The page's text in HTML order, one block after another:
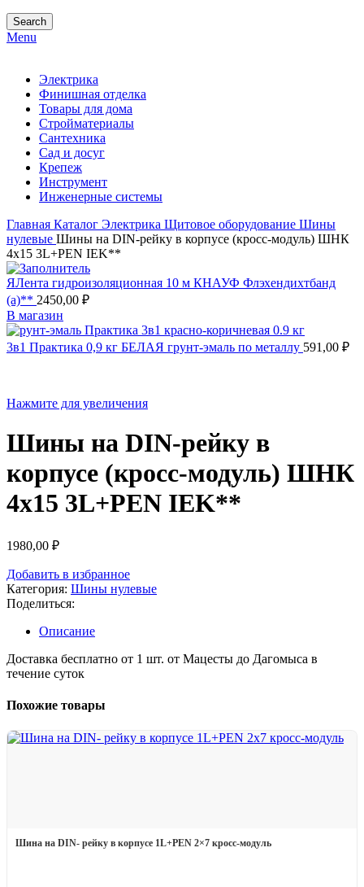
Search
Menu
Электрика
Финишная отделка
Товары для дома
Стройматериалы
Сантехника
Сад и досуг
Крепеж
Инструмент
Инженерные системы
Главная Каталог Электрика Щитовое оборудование Шины
нулевые Шины на DIN-рейку в корпусе (кросс-модуль) ШНК
4х15 3L+PEN IEK**
ЯЛента гидроизоляционная 10 м КНАУФ Флэхендихтбанд
(а)** 2450,00 ₽
В магазин
3в1 Практика 0,9 кг БЕЛАЯ грунт-эмаль по металлу 591,00 ₽
Нажмите для увеличения
Шины на DIN-рейку в
корпусе (кросс-модуль) ШНК
4х15 3L+PEN IEK**
1980,00 ₽
Добавить в избранное
Категория: Шины нулевые
Поделиться:
Описание
Доставка бесплатно от 1 шт. от Мацесты до Дагомыса в
течение суток
Похожие товары
Шина на DIN- рейку в корпусе 1L+PEN 2×7 кросс-модуль